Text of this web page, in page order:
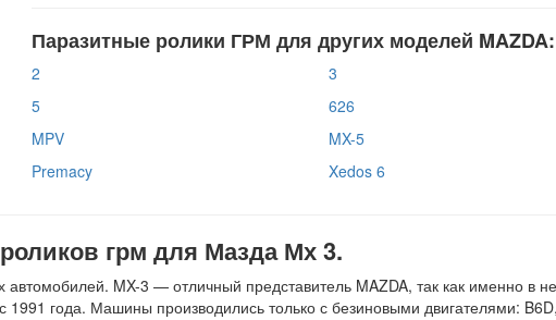
Паразитные ролики ГРМ для других моделей MAZDA:
2 3
5
626
MPV
MX-5
Premacy
Xedos 6
грм для Мазда Мх 3.
MX-3 — отличный представитель MAZDA, так как именно в
1991 года. Машины производились только с безиновыми двигателями: